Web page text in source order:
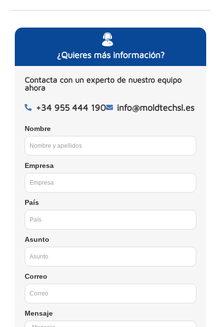
¿Quieres más información?
Contacta con un experto de nuestro equipo
ahora
+34 955 444 190 info@moldtechsl.es
Nombre
Empresa
País
Asunto
Correo
Mensaje